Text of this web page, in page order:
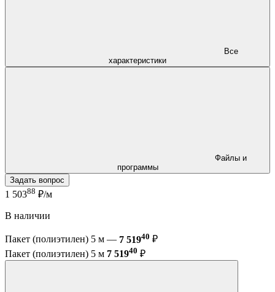
характеристики
программы
Задать вопрос
1 50388 ₽/м
В наличии
Пакет (полиэтилен) 5 м — 7 51940 ₽
Пакет (полиэтилен) 5 м 7 51940 ₽